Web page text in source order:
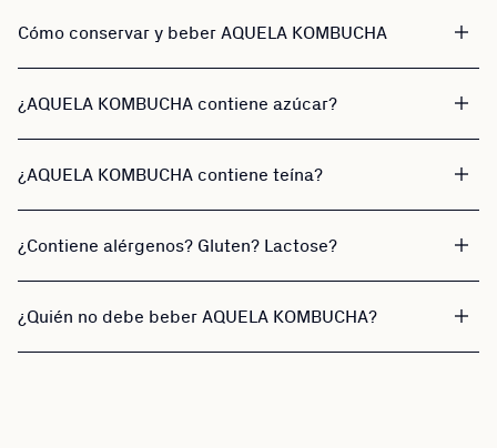
Cómo conservar y beber AQUELA KOMBUCHA
¿AQUELA KOMBUCHA contiene azúcar?
¿AQUELA KOMBUCHA contiene teína?
¿Contiene alérgenos? Gluten? Lactose?
¿Quién no debe beber AQUELA KOMBUCHA?